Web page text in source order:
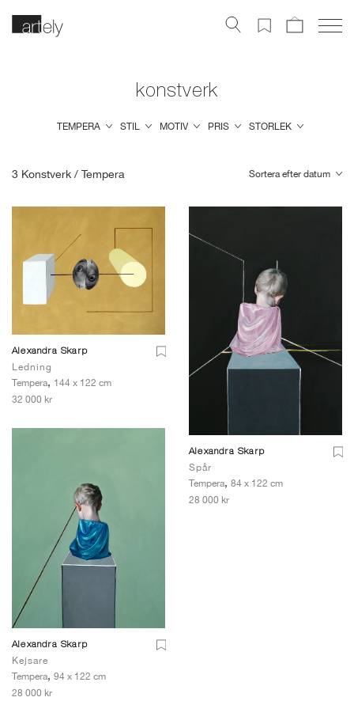
TEMPERA STIL MOTIV PRIS STORLEK
konstverk
3 Konstverk / Tempera Sortera efter datum
Alexandra Skarp
Ledning
Tempera, 144 x 122 cm
32 000 kr
Alexandra Skarp
Spår
Tempera, 84 x 122 cm
28 000 kr
Alexandra Skarp
Kejsare
Tempera, 94 x 122 cm
28 000 kr